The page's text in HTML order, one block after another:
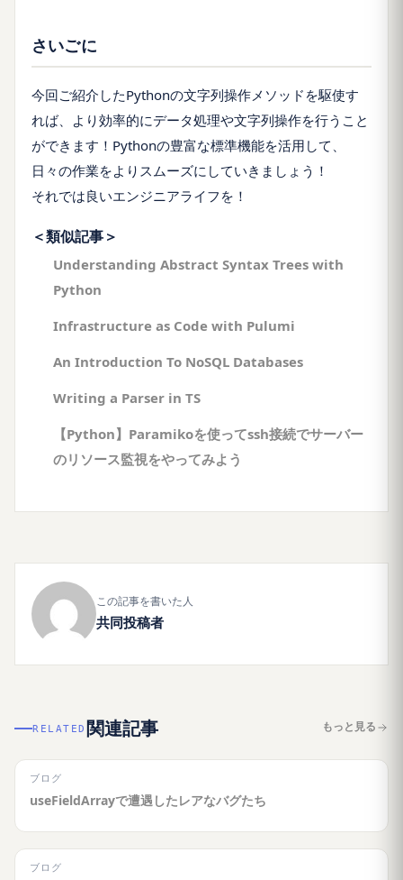
さいごに
今回ご紹介したPythonの文字列操作メソッドを駆使す
れば、より効率的にデータ処理や文字列操作を行うこと
ができます！Pythonの豊富な標準機能を活用して、
日々の作業をよりスムーズにしていきましょう！
それでは良いエンジニアライフを！
＜類似記事＞
Understanding Abstract Syntax Trees with
Python
Infrastructure as Code with Pulumi
An Introduction To NoSQL Databases
Writing a Parser in TS
【Python】Paramikoを使ってssh接続でサーバー
のリソース監視をやってみよう
この記事を書いた人
共同投稿者
RELATED 関連記事 もっと見る
ブログ
useFieldArrayで遭遇したレアなバグたち
ブログ